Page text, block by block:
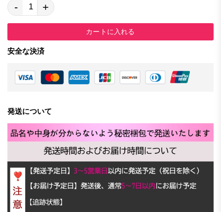
- +
カートに入れる
安全な決済
発送について